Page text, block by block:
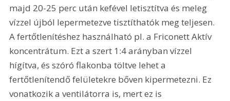
majd 20-25 perc után kefével letisztítva és meleg
vízzel újból lepermetezve tisztíthatók meg teljesen.
A fertőtlenítéshez használható pl. a Friconett Aktív
koncentrátum. Ezt a szert 1:4 arányban vízzel
hígítva, és szóró flakonba töltve lehet a
fertőtlenítendő felületekre bőven kipermetezni. Ez
vonatkozik a ventilátorra is, mert ez is